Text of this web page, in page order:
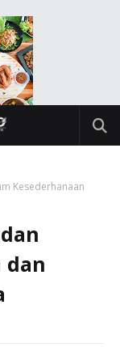
Kesederhanaan
dan